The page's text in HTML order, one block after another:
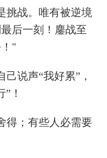
战。唯有被逆境
后一刻！鏖战至
"
说声“我好累”，
！
；有些人必需要